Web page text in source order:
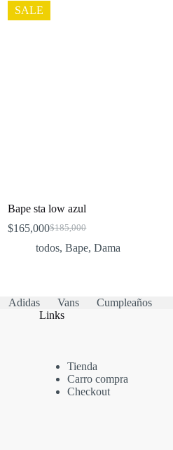
SALE
Bape sta low azul
$185,000
Original
price
$165,000Current
price
todos,Bape,Dama
Adidas Vans
Cumpleaños
Links
Tienda
Carro compra
Checkout